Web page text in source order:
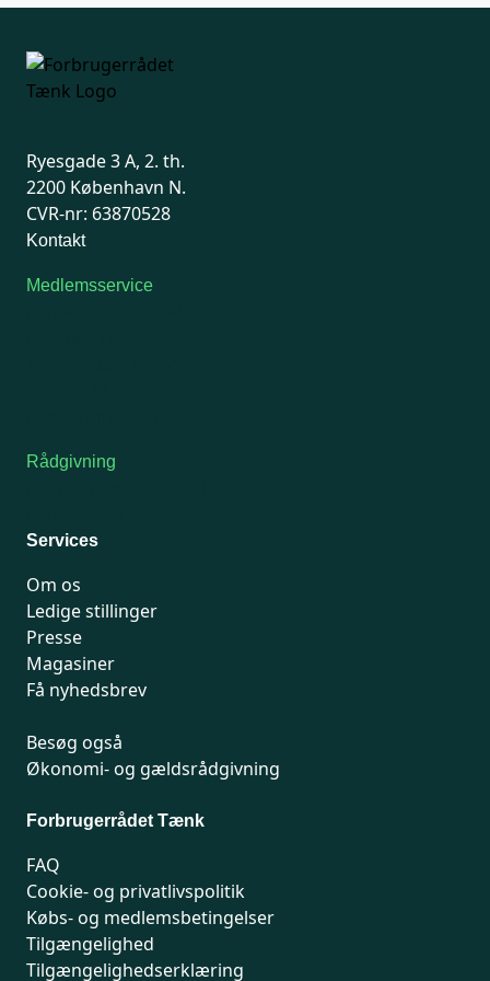
Ryesgade 3 A, 2. th.
2200 København N.
CVR-nr: 63870528
Kontakt
Medlemsservice
Rådgivning
Services
Om os
Ledige stillinger
Presse
Magasiner
Få nyhedsbrev
Besøg også
Økonomi- og gældsrådgivning
Forbrugerrådet Tænk
FAQ
Cookie- og privatlivspolitik
Købs- og medlemsbetingelser
Tilgængelighed
Tilgængelighedserklæring